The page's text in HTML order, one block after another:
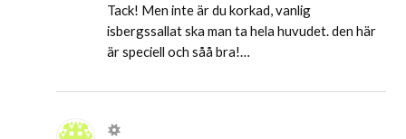
Tack! Men inte är du korkad, vanlig
isbergssallat ska man ta hela huvudet. den här
är speciell och såå bra!…